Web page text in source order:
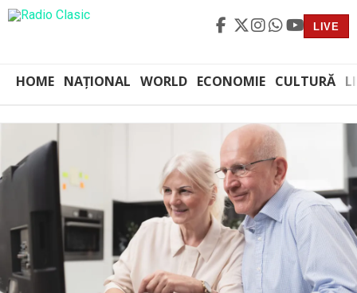
LIVE
HOME NAȚIONAL WORLD ECONOMIE CULTURĂ